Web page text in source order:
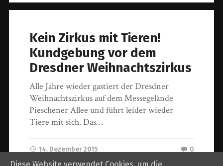
Kein Zirkus mit Tieren!
Kundgebung vor dem
Dresdner Weihnachtszirkus
Alle Jahre wieder gastiert der Dresdner
Weihnachtszirkus auf dem Messegelände
Pieschener Allee und führt leider wieder
Tiere mit sich. Das…
14. Dezember 2015 0